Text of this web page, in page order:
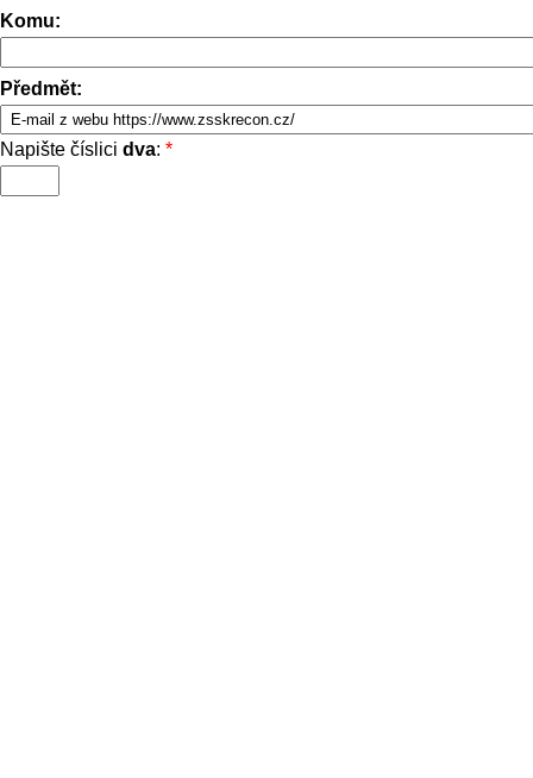
Komu:
Předmět:
Napište číslici dva: *